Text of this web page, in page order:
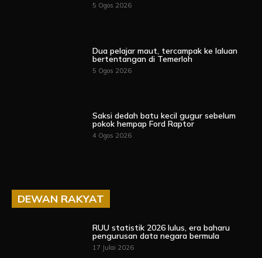
5 Ogos 2026
Dua pelajar maut, tercampak ke laluan
bertentangan di Temerloh
5 Ogos 2026
Saksi dedah batu kecil gugur sebelum
pokok hempap Ford Raptor
4 Ogos 2026
DEWAN RAKYAT
RUU statistik 2026 lulus, era baharu
pengurusan data negara bermula
17 Julai 2026